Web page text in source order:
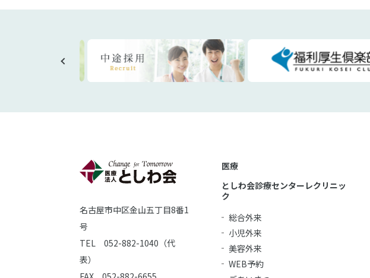
名古屋市中区金山五丁目8番1
号
TEL 052-882-1040（代
表）
医療
としわ会診療センターレクリニッ
ク
総合外来
小児外来
美容外来
WEB予約